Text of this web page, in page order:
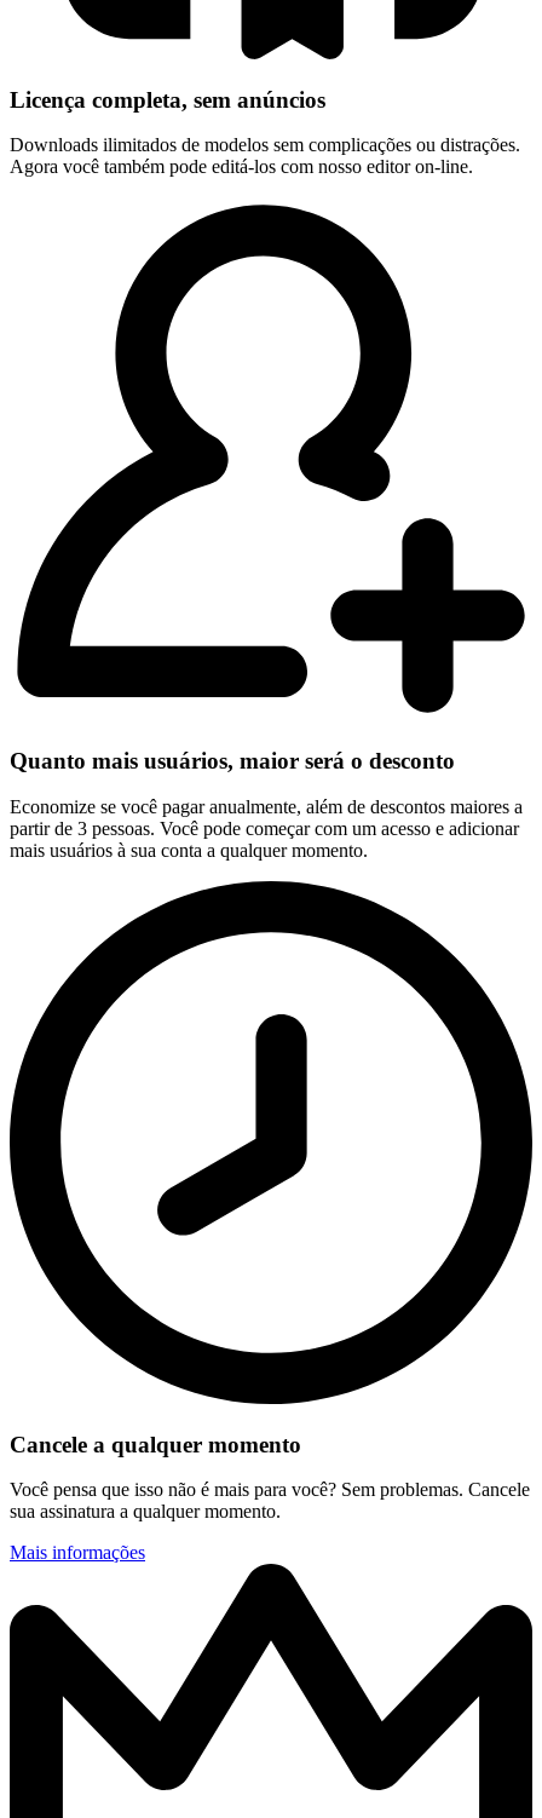
Licença completa, sem anúncios
Downloads ilimitados de modelos sem complicações ou distrações.
Agora você também pode editá-los com nosso editor on-line.
Quanto mais usuários, maior será o desconto
Economize se você pagar anualmente, além de descontos maiores a
partir de 3 pessoas. Você pode começar com um acesso e adicionar
mais usuários à sua conta a qualquer momento.
Cancele a qualquer momento
Você pensa que isso não é mais para você? Sem problemas. Cancele
sua assinatura a qualquer momento.
Mais informações